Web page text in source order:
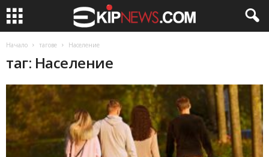
Начало тагове Население
таг: Население